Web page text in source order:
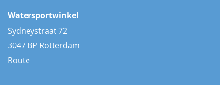
AIS transponders
Stootwillen en fenders
Bootkussens
Zwemtrappen
Watersportwinkel
Sydneystraat 72
3047 BP Rotterdam
Route